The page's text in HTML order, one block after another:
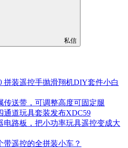
私信
拼装遥控手抛滑翔机DIY套件小白
传送带，可调整高度可固定腿
通道玩具套装发布XDC59
电路板，把小功率玩具遥控变成大
带遥控的全拼装小车？